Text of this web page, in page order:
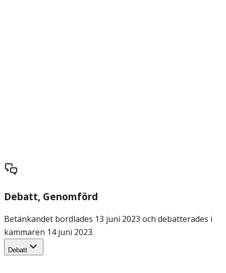
Debatt, Genomförd
Betänkandet bordlades 13 juni 2023 och debatterades i
kammaren 14 juni 2023.
Debatt